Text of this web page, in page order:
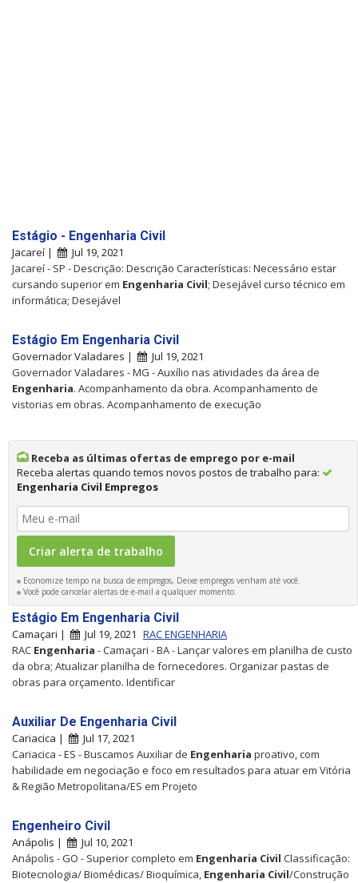
Estágio - Engenharia Civil
Jacareí |
Jul 19, 2021
Jacareí - SP - Descrição: Descrição Características: Necessário estar
cursando superior em Engenharia Civil; Desejável curso técnico em
informática; Desejável
Estágio Em Engenharia Civil
Governador Valadares |
Jul 19, 2021
Governador Valadares - MG - Auxílio nas atividades da área de
Engenharia. Acompanhamento da obra. Acompanhamento de
vistorias em obras. Acompanhamento de execução
Receba as últimas ofertas de emprego por e-mail
Receba alertas quando temos novos postos de trabalho para:
Engenharia Civil Empregos
Economize tempo na busca de empregos, Deixe empregos venham até você.
Você pode cancelar alertas de e-mail a qualquer momento.
Estágio Em Engenharia Civil
Camaçari | Jul 19, 2021 RAC ENGENHARIA
RAC Engenharia - Camaçari - BA - Lançar valores em planilha de custo
da obra; Atualizar planilha de fornecedores. Organizar pastas de
obras para orçamento. Identificar
Auxiliar De Engenharia Civil
Cariacica |
Jul 17, 2021
Cariacica - ES - Buscamos Auxiliar de Engenharia proativo, com
habilidade em negociação e foco em resultados para atuar em Vitória
& Região Metropolitana/ES em Projeto
Engenheiro Civil
Anápolis |
Jul 10, 2021
Anápolis - GO - Superior completo em Engenharia Civil Classificação:
Biotecnologia/ Biomédicas/ Bioquímica, Engenharia Civil/Construção